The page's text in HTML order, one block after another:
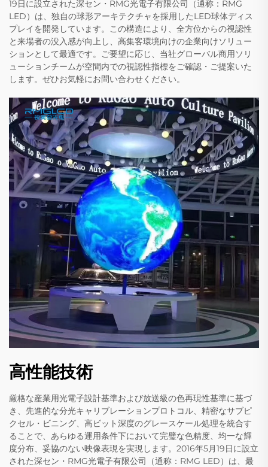
19日に設立された深セン・RMG光電子有限公司（通称：RMG
LED）は、独自の球形アーキテクチャを採用したLED球体ディス
プレイを開発しています。この構造により、全方位からの視認性
と来場者の没入感が向上し、高集客環境向けの企業向けソリュー
ションとして最適です。ご要望に応じ、当社グローバル商用ソリ
ューションチームが空間内での視認性指標をご確認・ご提案いた
します。ぜひお気軽にお問い合わせください。
高性能技術
厳格な産業用光電子設計基準および放送級の色再現性基準に基づ
き、先進的な分光キャリブレーションプロトコル、精密なサブピ
クセル・ビニング、高ビット深度のグレースケール処理を統合す
ることで、あらゆる運用条件下において完璧な色精度、均一な輝
度分布、妥協のない映像表現を実現します。2016年5月19日に設立
された深セン・RMG光電子有限公司（通称：RMG LED）は、最